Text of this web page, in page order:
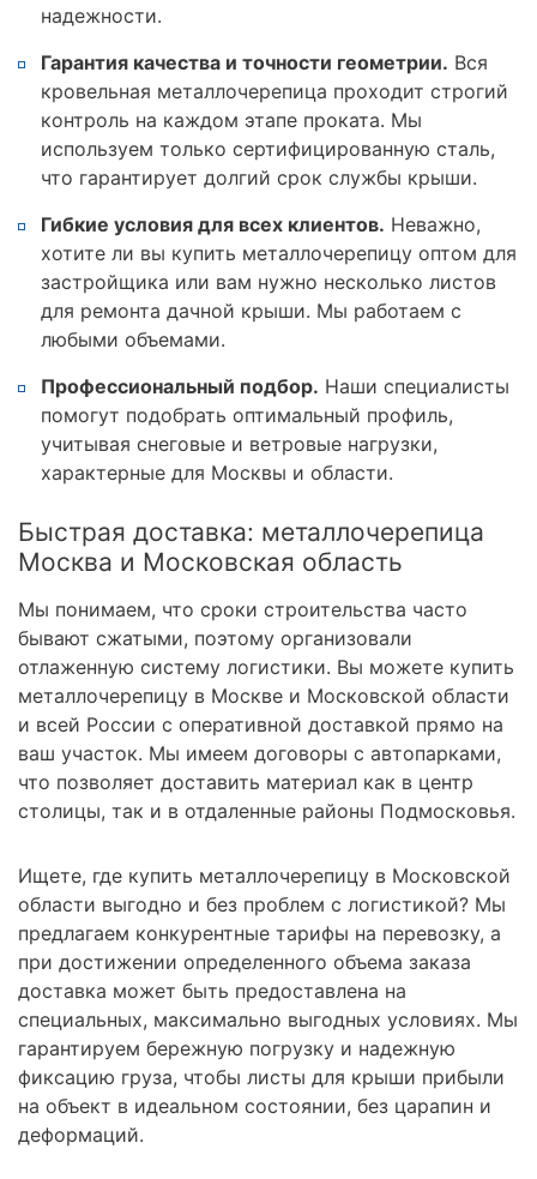
надежности.
Гарантия качества и точности геометрии. Вся
кровельная металлочерепица проходит строгий
контроль на каждом этапе проката. Мы
используем только сертифицированную сталь,
что гарантирует долгий срок службы крыши.
Гибкие условия для всех клиентов. Неважно,
хотите ли вы купить металлочерепицу оптом для
застройщика или вам нужно несколько листов
для ремонта дачной крыши. Мы работаем с
любыми объемами.
Профессиональный подбор. Наши специалисты
помогут подобрать оптимальный профиль,
учитывая снеговые и ветровые нагрузки,
характерные для Москвы и области.
Быстрая доставка: металлочерепица
Москва и Московская область
Мы понимаем, что сроки строительства часто
бывают сжатыми, поэтому организовали
отлаженную систему логистики. Вы можете купить
металлочерепицу в Москве и Московской области
и всей России с оперативной доставкой прямо на
ваш участок. Мы имеем договоры с автопарками,
что позволяет доставить материал как в центр
столицы, так и в отдаленные районы Подмосковья.
Ищете, где купить металлочерепицу в Московской
области выгодно и без проблем с логистикой? Мы
предлагаем конкурентные тарифы на перевозку, а
при достижении определенного объема заказа
доставка может быть предоставлена на
специальных, максимально выгодных условиях. Мы
гарантируем бережную погрузку и надежную
фиксацию груза, чтобы листы для крыши прибыли
на объект в идеальном состоянии, без царапин и
деформаций.